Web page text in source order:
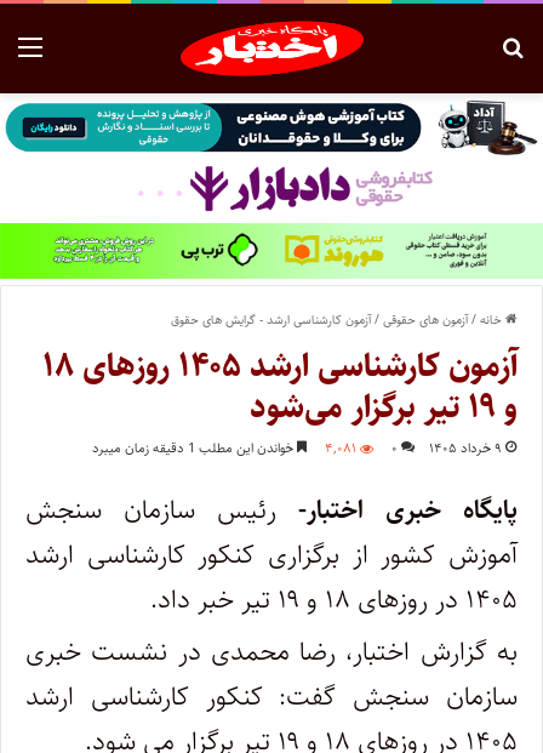
خانه/آزمون های حقوقی/آزمون کارشناسی ارشد - گرایش های حقوق
آزمون کارشناسی ارشد ۱۴۰۵ روزهای ۱۸
و ۱۹ تیر برگزار می‌شود
۹ خرداد ۱۴۰۵ ۰ ۴,۰۸۱ خواندن این مطلب 1 دقیقه زمان میبرد
پایگاه خبری اختبار- رئیس سازمان سنجش
آموزش کشور از برگزاری کنکور کارشناسی ارشد
۱۴۰۵ در روزهای ۱۸ و ۱۹ تیر خبر داد.
به گزارش اختبار، رضا محمدی در نشست خبری
سازمان سنجش گفت: کنکور کارشناسی ارشد
۱۴۰۵ در روزهای ۱۸ و ۱۹ تیر برگزار می شود.